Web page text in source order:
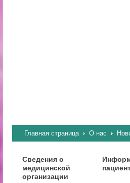
Главная страница О нас
Сведения о
медицинской
организации